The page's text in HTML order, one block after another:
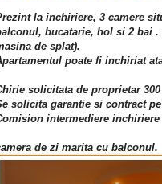
la inchiriere, 3 camere
bucatarie, hol si 2 bai
de splat).
poate fi inchiriat
solicitata de proprietar
solicita garantie si contract
intermediere
de zi marita cu balconul.